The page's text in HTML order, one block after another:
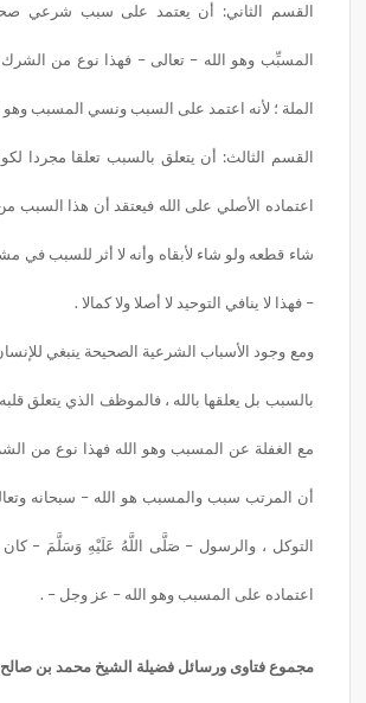
القسم الثاني: أن يعتمد على سبب شرعي
المسبِّب وهو الله – تعالى – فهذا نوع من
الملة ؛ لأنه اعتمد على السبب ونسي المسبب وهو
القسم الثالث: أن يتعلق بالسبب تعلقا مجردا
اعتماده الأصلي على الله فيعتقد أن هذا السبب من
شاء قطعه ولو شاء لأبقاه وأنه لا أثر للسبب في
– فهذا لا ينافي التوحيد لا أصلا ولا كمالا .
ومع وجود الأسباب الشرعية الصحيحة ينبغي
بالسبب بل يعلقها بالله ، فالموظف الذي يتعلق قلبه
مع الغفلة عن المسبب وهو الله فهذا نوع من
أن المرتب سبب والمسبب هو الله – سبحانه
التوكل ، والرسول – صَلَّى اللَّهُ عَلَيْهِ وَسَلَّمَ – كان
اعتماده على المسبب وهو الله – عز وجل – .
مجموع فتاوى ورسائل فضيلة الشيخ محمد بن صالح